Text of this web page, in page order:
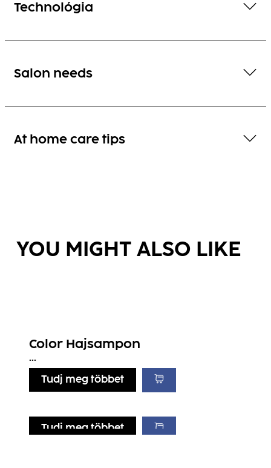
Technológia
Salon needs
At home care tips
YOU MIGHT ALSO LIKE
Color Hajsampon
...
Tudj meg többet
Tudj meg többet